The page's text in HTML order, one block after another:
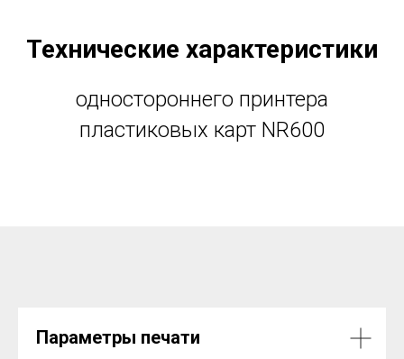
Технические характеристики
одностороннего принтера
пластиковых карт NR600
Параметры печати